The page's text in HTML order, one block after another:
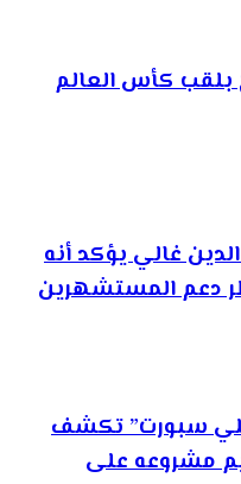
بلقب كأس العالم
غالي يؤكد أنه
دعم المستشهرين
سبورت” تكشف
مشروعه على